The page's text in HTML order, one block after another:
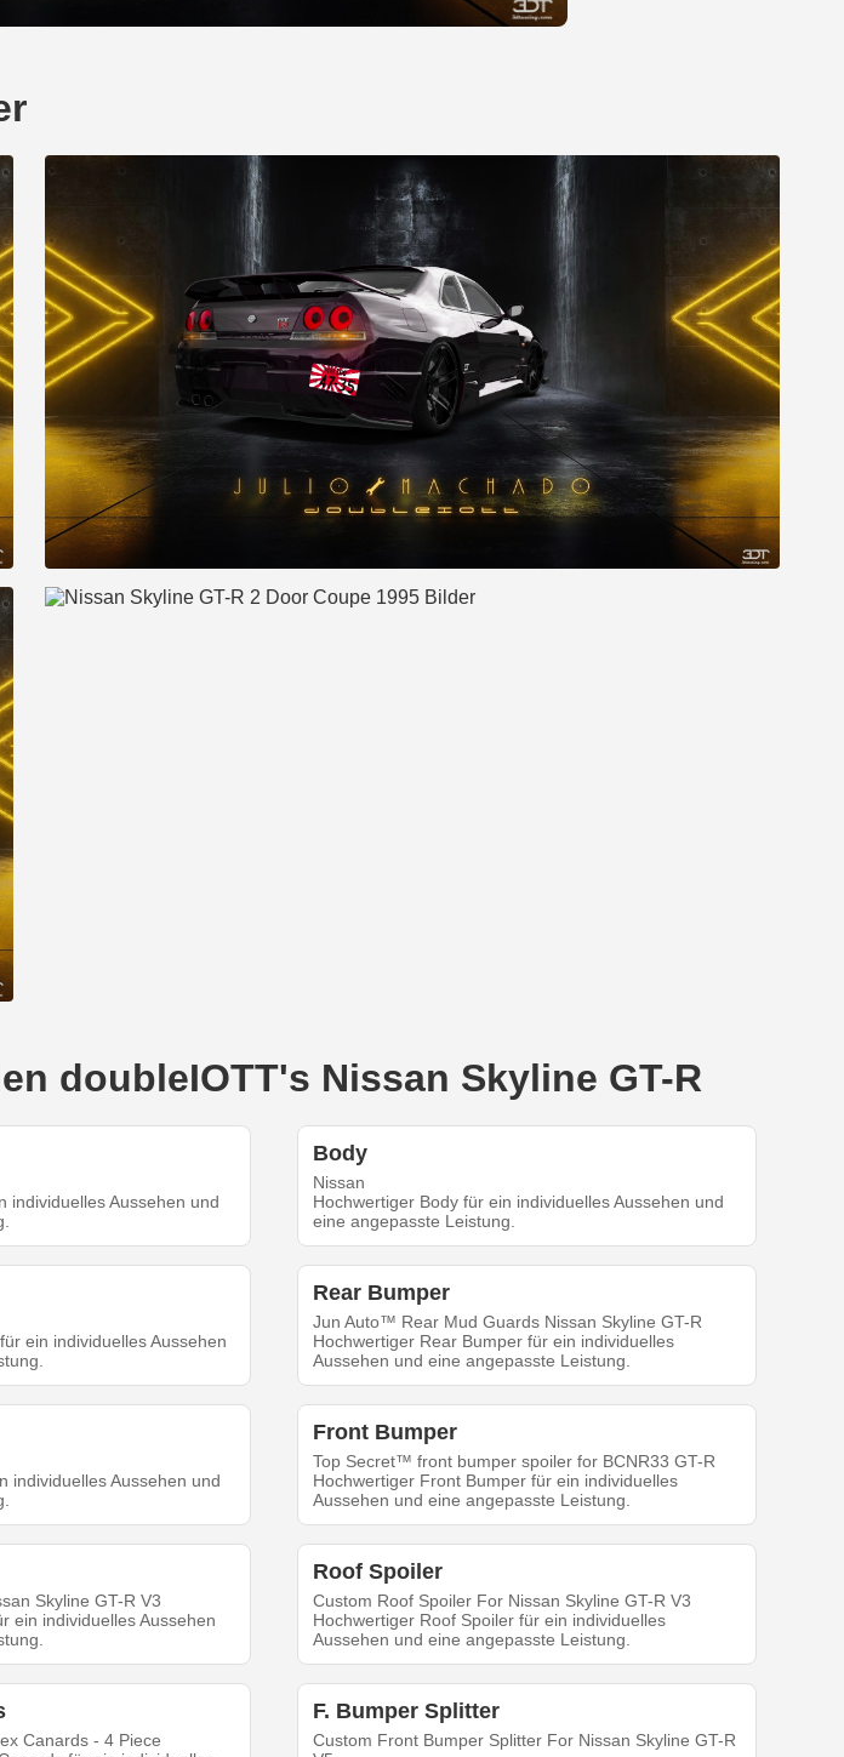
doubleIOTT's Nissan Skyline GT-R
individuelles Aussehen und
Body
Nissan
Hochwertiger Body für ein individuelles Aussehen und
eine angepasste Leistung.
ein individuelles Aussehen
Rear Bumper
Jun Auto™ Rear Mud Guards Nissan Skyline GT-R
Hochwertiger Rear Bumper für ein individuelles
Aussehen und eine angepasste Leistung.
individuelles Aussehen und
Front Bumper
Top Secret™ front bumper spoiler for BCNR33 GT-R
Hochwertiger Front Bumper für ein individuelles
Aussehen und eine angepasste Leistung.
Skyline GT-R V3
ein individuelles Aussehen
Roof Spoiler
Custom Roof Spoiler For Nissan Skyline GT-R V3
Hochwertiger Roof Spoiler für ein individuelles
Aussehen und eine angepasste Leistung.
Canards - 4 Piece
F. Bumper Splitter
Custom Front Bumper Splitter For Nissan Skyline GT-R